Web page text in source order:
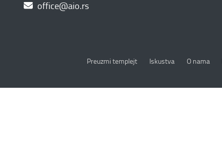
office@aio.rs
Preuzmi templejt Iskustva O nama